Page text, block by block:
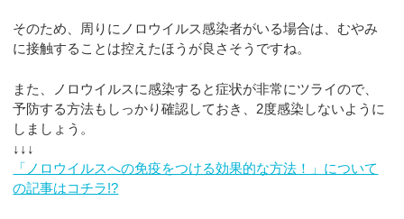
そのため、周りにノロウイルス感染者がいる場合は、むやみ
に接触することは控えたほうが良さそうですね。
また、ノロウイルスに感染すると症状が非常にツライので、
予防する方法もしっかり確認しておき、2度感染しないように
しましょう。
↓↓↓
「ノロウイルスへの免疫をつける効果的な方法！」について
の記事はコチラ!?